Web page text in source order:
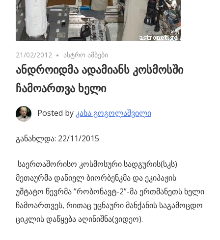
21/02/2012 No comments
ასტრო ამბები
ანდროიდმა ადამიანს კოსმოსში
ჩამოართვა ხელი
Posted by კახა გოგოლაშვილი
განახლდა: 22/11/2015
საერთაშორისო კოსმოსური სადგურის(სკს)
მეთაურმა დანიელ ბიორბენკმა და ეკიპაჟის
უშტატო წევრმა ”რობონავტ-2”-მა ერთმანეთს ხელი
ჩამოართვეს, რითაც უცნაური მანქანის საგამოცდო
ციკლის დაწყება აღინიშნა(ვიდეო).